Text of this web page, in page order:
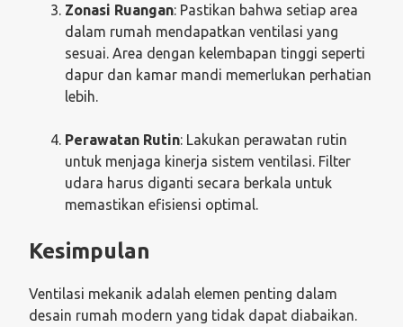
Zonasi Ruangan: Pastikan bahwa setiap area
dalam rumah mendapatkan ventilasi yang
sesuai. Area dengan kelembapan tinggi seperti
dapur dan kamar mandi memerlukan perhatian
lebih.
Perawatan Rutin: Lakukan perawatan rutin
untuk menjaga kinerja sistem ventilasi. Filter
udara harus diganti secara berkala untuk
memastikan efisiensi optimal.
Kesimpulan
Ventilasi mekanik adalah elemen penting dalam
desain rumah modern yang tidak dapat diabaikan.